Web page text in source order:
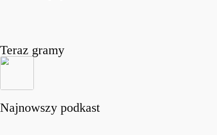
Teraz gramy
Najnowszy podkast